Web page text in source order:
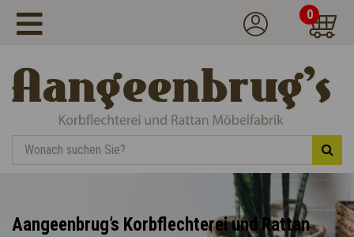
0
Aangeenbrug’s Korbflechterei und Rattan